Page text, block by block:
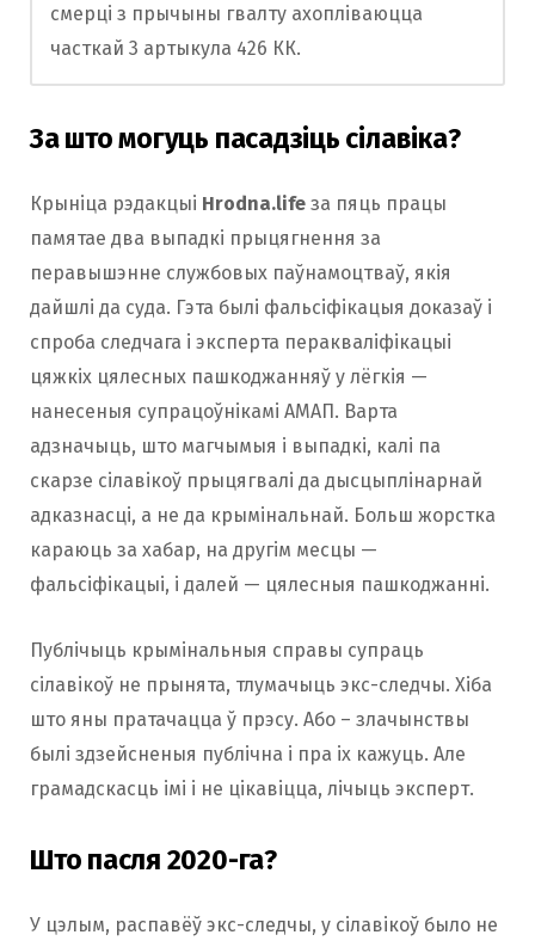
смерці з прычыны гвалту ахопліваюцца
часткай 3 артыкула 426 КК.
За што могуць пасадзіць сілавіка?
Крыніца рэдакцыі Hrodna.life за пяць працы
памятае два выпадкі прыцягнення за
перавышэнне службовых паўнамоцтваў, якія
дайшлі да суда. Гэта былі фальсіфікацыя доказаў і
спроба следчага і эксперта перакваліфікацыі
цяжкіх цялесных пашкоджанняў у лёгкія —
нанесеныя супрацоўнікамі АМАП. Варта
адзначыць, што магчымыя і выпадкі, калі па
скарзе сілавікоў прыцягвалі да дысцыплінарнай
адказнасці, а не да крымінальнай. Больш жорстка
караюць за хабар, на другім месцы —
фальсіфікацыі, і далей — цялесныя пашкоджанні.
Публічыць крымінальныя справы супраць
сілавікоў не прынята, тлумачыць экс-следчы. Хіба
што яны пратачацца ў прэсу. Або – злачынствы
былі здзейсненыя публічна і пра іх кажуць. Але
грамадскасць імі і не цікавіцца, лічыць эксперт.
Што пасля 2020-га?
У цэлым, распавёў экс-следчы, у сілавікоў было не